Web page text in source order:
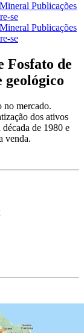
Publicações
se
Publicações
se
Fosfato de
no mercado.
dos ativos
de 1980 e
venda.